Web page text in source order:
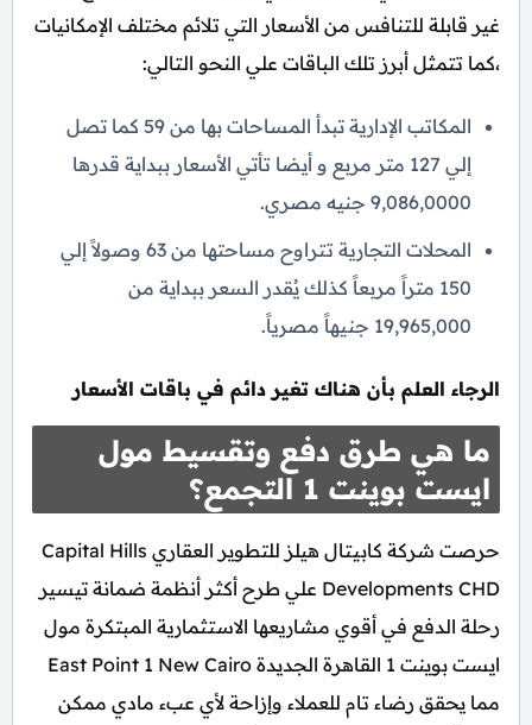
غير قابلة للتنافس من الأسعار التي تلائم مختلف الإمكانيات
،كما تتمثل أبرز تلك الباقات علي النحو التالي:
المكاتب الإدارية تبدأ المساحات بها من 59 كما تصل
إلي 127 متر مربع و أيضا تأتي الأسعار ببداية قدرها
9,086,0000 جنيه مصري.
المحلات التجارية تتراوح مساحتها من 63 وصولاً إلي
150 متراً مربعاً كذلك يُقدر السعر ببداية من
19,965,000 جنيهاً مصرياً.
الرجاء العلم بأن هناك تغير دائم في باقات الأسعار
ما هي طرق دفع وتقسيط مول
ايست بوينت 1 التجمع؟
حرصت شركة كابيتال هيلز للتطوير العقاري Capital Hills
Developments CHD علي طرح أكثر أنظمة ضمانة تيسير
رحلة الدفع في أقوي مشاريعها الاستثمارية المبتكرة مول
ايست بوينت 1 القاهرة الجديدة East Point 1 New Cairo
مما يحقق رضاء تام للعملاء وإزاحة لأي عبء مادي ممكن